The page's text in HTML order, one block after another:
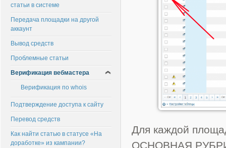
Для каждой
ОСНОВНАЯ
статьи в системе
Передача площадки на другой
аккаунт
Вывод средств
Проблемные статьи
Верификация вебмастера
Верификация по whois
Подтверждение доступа к сайту
Перевод средств
Как найти статью в статусе «На
доработке» из кампании?